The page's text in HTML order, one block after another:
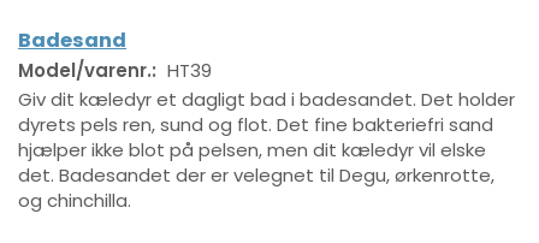
Badesand
Model/varenr.: HT39
Giv dit kæledyr et dagligt bad i badesandet. Det holder
dyrets pels ren, sund og flot. Det fine bakteriefri sand
hjælper ikke blot på pelsen, men dit kæledyr vil elske
det. Badesandet der er velegnet til Degu, ørkenrotte,
og chinchilla.